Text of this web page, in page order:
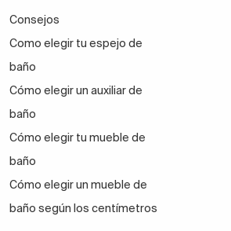
Consejos
Como elegir tu espejo de
baño
Cómo elegir un auxiliar de
baño
Cómo elegir tu mueble de
baño
Cómo elegir un mueble de
baño según los centímetros